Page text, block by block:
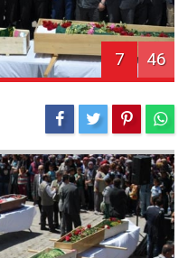
7 46